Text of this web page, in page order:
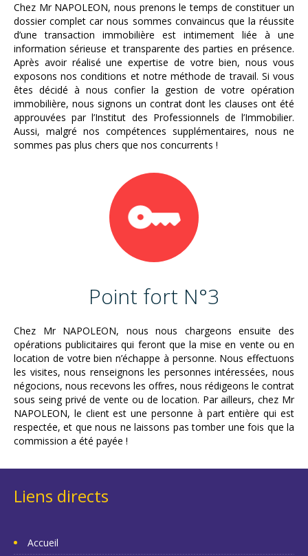
Chez Mr NAPOLEON, nous prenons le temps de constituer un
dossier complet car nous sommes convaincus que la réussite
d’une transaction immobilière est intimement liée à une
information sérieuse et transparente des parties en présence.
Après avoir réalisé une expertise de votre bien, nous vous
exposons nos conditions et notre méthode de travail. Si vous
êtes décidé à nous confier la gestion de votre opération
immobilière, nous signons un contrat dont les clauses ont été
approuvées par l’Institut des Professionnels de l’Immobilier.
Aussi, malgré nos compétences supplémentaires, nous ne
sommes pas plus chers que nos concurrents !
Point fort N°3
Chez Mr NAPOLEON, nous nous chargeons ensuite des
opérations publicitaires qui feront que la mise en vente ou en
location de votre bien n’échappe à personne. Nous effectuons
les visites, nous renseignons les personnes intéressées, nous
négocions, nous recevons les offres, nous rédigeons le contrat
sous seing privé de vente ou de location. Par ailleurs, chez Mr
NAPOLEON, le client est une personne à part entière qui est
respectée, et que nous ne laissons pas tomber une fois que la
commission a été payée !
Liens directs
Accueil